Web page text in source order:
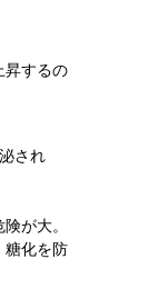
昇するの
され
が大。
糖化を防